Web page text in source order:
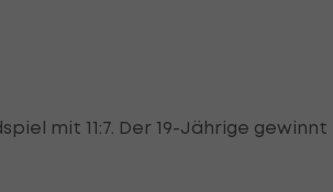
mit 11:7. Der 19-Jährige gewinnt